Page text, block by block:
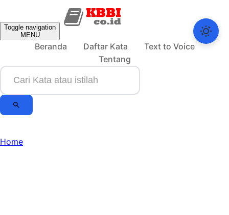
Toggle navigation
MENU
Beranda Daftar Kata
Text to Voice
Tentang
Home